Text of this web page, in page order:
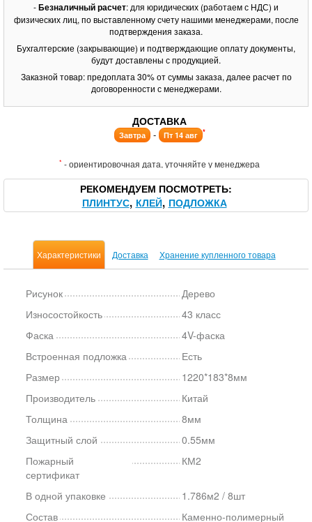
-Безналичный расчет: для юридических (работаем с НДС) и
физических лиц, по выставленному счету нашими менеджерами, после
подтверждения заказа.
Бухгалтерские (закрывающие) и подтверждающие оплату документы,
будут доставлены с продукцией.
Заказной товар: предоплата 30% от суммы заказа, далее расчет по
договоренности с менеджерами.
ДОСТАВКА
Завтра - Пт 14 авг *
* - ориентировочная дата, уточняйте у менеджера
РЕКОМЕНДУЕМ ПОСМОТРЕТЬ
ПЛИНТУС КЛЕЙ ПОДЛОЖКА
Характеристики Доставка Хранение купленного товара
Рисунок
Дерево
Износостойкость
43 класс
Фаска
4V-фаска
Встроенная подложка
Есть
Размер
1220*183*8мм
Производитель
Китай
Толщина
8мм
Защитный слой
0.55мм
Пожарный
сертификат
КМ2
В одной упаковке
1.786м2 / 8шт
Состав
Каменно-полимерный